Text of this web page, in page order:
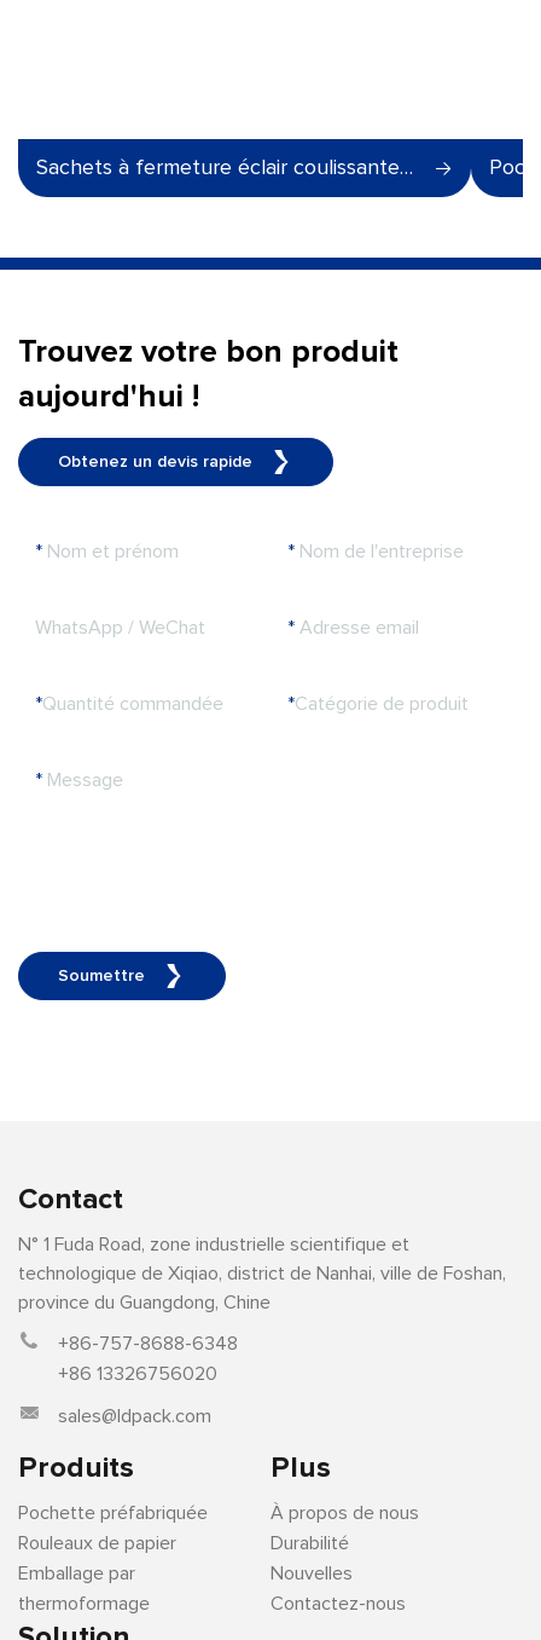
Sachets à fermeture éclair coulissante et à joint quadruple pour aliments pour animaux
Trouvez votre bon produit
aujourd'hui !
Obtenez un devis rapide
* Nom et prénom * Nom de l'entreprise
WhatsApp / WeChat * Adresse email
*Quantité commandée *Catégorie de produit
* Message
Soumettre
Contact
N° 1 Fuda Road, zone industrielle scientifique et
technologique de Xiqiao, district de Nanhai, ville de Foshan,
province du Guangdong, Chine
+86-757-8688-6348
+86 13326756020
sales@ldpack.com
Produits
Pochette préfabriquée
Rouleaux de papier
Emballage par
thermoformage
Plus
À propos de nous
Durabilité
Nouvelles
Contactez-nous